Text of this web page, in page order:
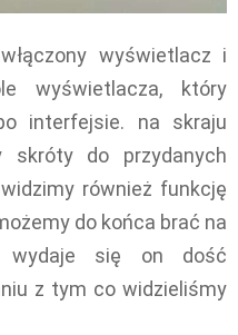
wyświetlacz i
wyświetlacza, który
interfejsie. na skraju
skróty do przydanych
również funkcję
do końca brać na
wydaje się on dość
z tym co widzieliśmy